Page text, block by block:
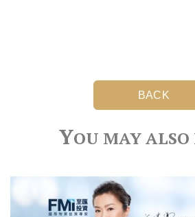
BACK
YOU MAY